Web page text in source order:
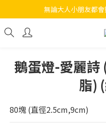
江帆
無論大人小朋友都
江帆
鵝蛋燈-愛麗詩
脂)
80塊 (直徑2.5cm,9cm)